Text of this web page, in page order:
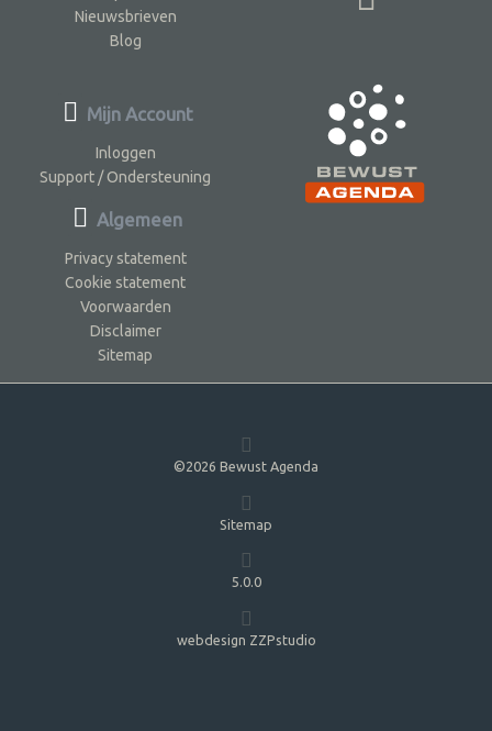
Nieuwsbrieven
Blog
Mijn Account
Inloggen
Support / Ondersteuning
Algemeen
Privacy statement
Cookie statement
Voorwaarden
Disclaimer
Sitemap
©2026 Bewust Agenda
Sitemap
5.0.0
webdesign ZZPstudio